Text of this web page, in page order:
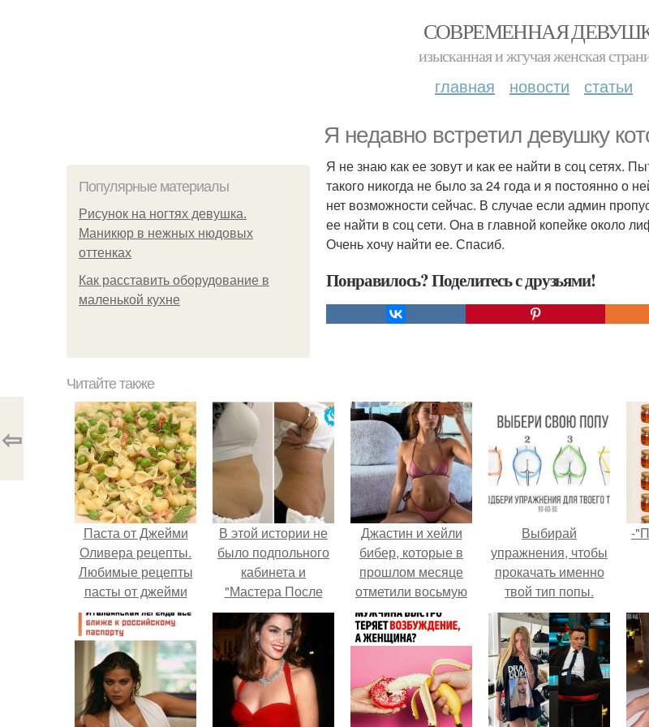
СОВРЕМЕННАЯ
изысканная и жгучая женская
главная новости статьи
Я недавно встретил девушку
Популярные материалы
Рисунок на ногтях девушка.
Маникюр в нежных нюдовых
оттенках
Как расставить оборудование в
маленькой кухне
Я не знаю как ее зовут и как ее найти в соц сетях.
такого никогда не было за 24 года и я постоянно о
нет возможности сейчас. В случае если админ
ее найти в соц сети. Она в главной копейке около
Очень хочу найти ее. Спасиб.
Понравилось? Поделитесь с друзьями!
⇦
Читайте также
Паста от Джейми
Оливера рецепты.
Любимые рецепты
пасты от джейми
Оливера.
В этой истории не
было подпольного
кабинета и
"Мастера После
Двухнедельных
Курсов".
Джастин и хейли
бибер, которые в
прошлом месяце
отметили восьмую
годовщину
помолвки, показали
новые фото с
совместного
отдыха.
Выбирай
упражнения, чтобы
прокачать именно
твой тип попы.
-